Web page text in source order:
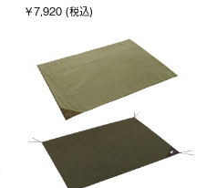
￥7,920 (税込)